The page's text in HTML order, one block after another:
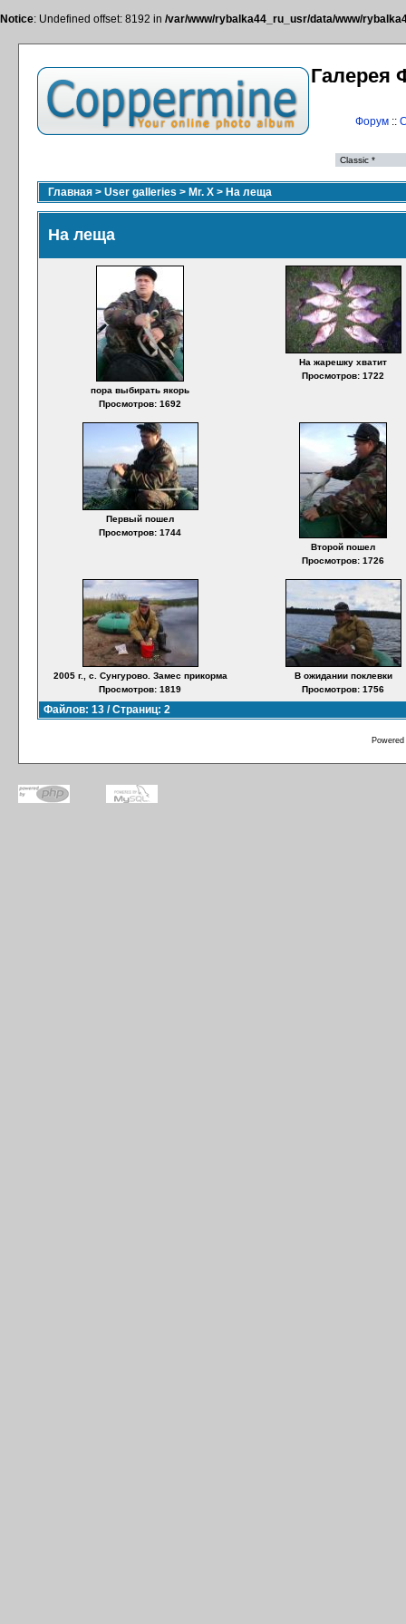
Notice: Undefined offset: 8192 in /var/www/rybalka44_ru_usr/data/www/
Галерея
Форум::
Главная > User galleries > Mr. X > На леща
На леща
пора выбирать якорь
Просмотров: 1692
На жарешку хватит
Просмотров: 1722
Первый пошел
Просмотров: 1744
Второй пошел
Просмотров: 1726
2005 г., с. Сунгурово. Замес прикорма
Просмотров: 1819
В ожидании поклевки
Просмотров: 1756
Файлов: 13 / Страниц: 2